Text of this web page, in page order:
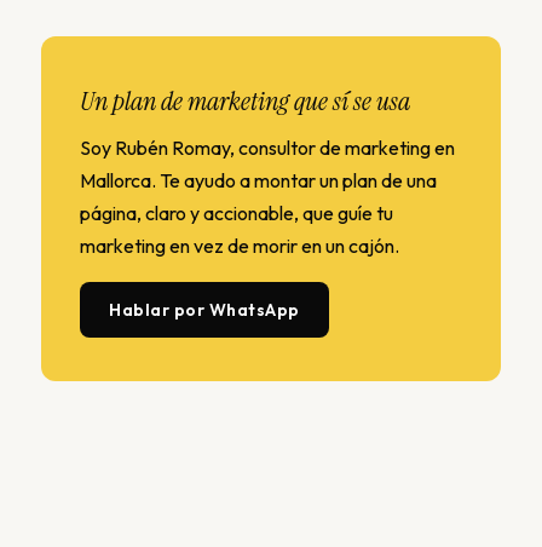
Un plan de marketing que sí se usa
Soy Rubén Romay, consultor de marketing en
Mallorca. Te ayudo a montar un plan de una
página, claro y accionable, que guíe tu
marketing en vez de morir en un cajón.
Hablar por WhatsApp